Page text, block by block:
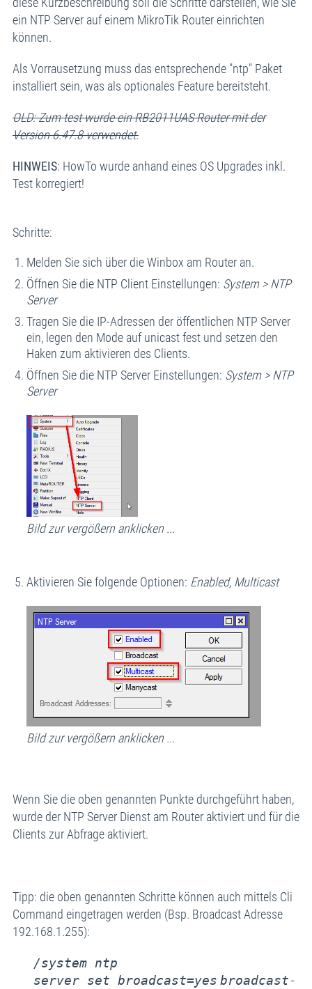
ein NTP Server auf einem MikroTik Router einrichten
können.
Als Vorrausetzung muss das entsprechende "ntp" Paket
installiert sein, was als optionales Feature bereitsteht.
OLD: Zum test wurde ein RB2011UAS Router mit der
Version 6.47.8 verwendet.
HINWEIS: HowTo wurde anhand eines OS Upgrades inkl.
Test korregiert!
Schritte:
Melden Sie sich über die Winbox am Router an.
Öffnen Sie die NTP Client Einstellungen: System > NTP
Server
Tragen Sie die IP-Adressen der öffentlichen NTP Server
ein, legen den Mode auf unicast fest und setzen den
Haken zum aktivieren des Clients.
Öffnen Sie die NTP Server Einstellungen: System > NTP
Server
Bild zur vergößern anklicken ...
Aktivieren Sie folgende Optionen: Enabled, Multicast
Bild zur vergößern anklicken ...
Wenn Sie die oben genannten Punkte durchgeführt haben,
wurde der NTP Server Dienst am Router aktiviert und für die
Clients zur Abfrage aktiviert.
Tipp: die oben genannten Schritte können auch mittels Cli
Command eingetragen werden (Bsp. Broadcast Adresse
192.168.1.255):
/system ntp
server set broadcast=yes broadcast-